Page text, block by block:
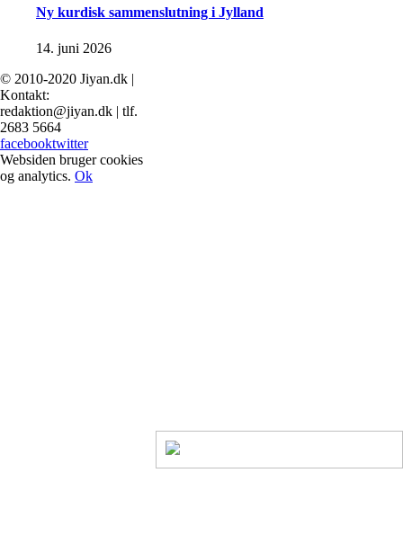
Ny kurdisk sammenslutning i Jylland
14. juni 2026
© 2010-2020 Jiyan.dk |
Kontakt:
redaktion@jiyan.dk | tlf.
2683 5664
facebooktwitter
Websiden bruger cookies
og analytics. Ok